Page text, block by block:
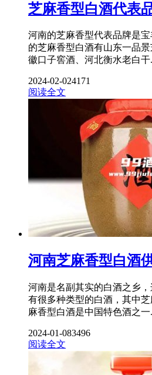
芝麻香型白酒代表
河南的芝麻香型代表品牌是
的芝麻香型白酒有山东一品
徽口子窖酒、河北衡水老白干
2024-02-024171
阅读全文
河南芝麻香型白酒
河南是名副其实的白酒之乡
有很多种类型的白酒，其中
麻香型白酒是中国特色酒之一
2024-01-083496
阅读全文